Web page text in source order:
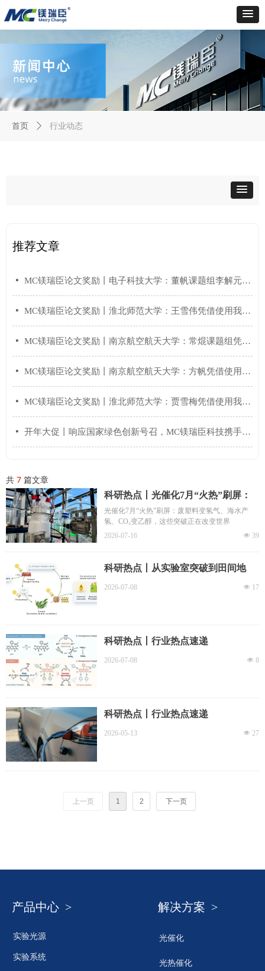
首页 ꄲ 行业动态
넷 MC镁瑞臣论文奖励丨电子科技大学：董帆课题组李解元凭借使用我们MC镁瑞臣的产品，发表了最新研究成果！
넷 MC镁瑞臣论文奖励丨淮北师范大学：王雪伟凭借使用我们MC镁瑞臣的产品，发表了最新研究成果！
넷 MC镁瑞臣论文奖励丨南京航空航天大学：常焜课题组凭借使用我们MC镁瑞臣的产品，发表了最新研究成果！
넷 MC镁瑞臣论文奖励丨南京航空航天大学：方帆凭借使用我们MC镁瑞臣的产品，发表了最新光催化全解水的研究成果！
넷 MC镁瑞臣论文奖励丨淮北师范大学：贾雪梅凭借使用我们MC镁瑞臣的产品，发表了最新光催化二氧化碳还原的研究成果！
넷 开年大促丨响应国家绿色创新号召，MC镁瑞臣科技携手新老会员，共筑绿色科研梦！
推荐文章
共 7 篇文章
科研热点丨光催化7月“火热”刷屏：
废塑料变氢气、海水产氢、CO₂变乙
醇，这些突破正在改变世界
光催化7月“火热”刷屏：废塑料变氢气、海水产
氢、CO₂变乙醇，这些突破正在改变世界
넶 39
2026-07-16
科研热点丨从实验室突破到田间地
头，一束光的无限可能
넶 17
2026-07-08
科研热点丨行业热点速递
넶 8
2026-07-08
科研热点丨行业热点速递
넶 27
2026-05-13
上一页 1 2 下一页
产品中心 >
实验光源
实验系统
解决方案 >
光催化
光热催化